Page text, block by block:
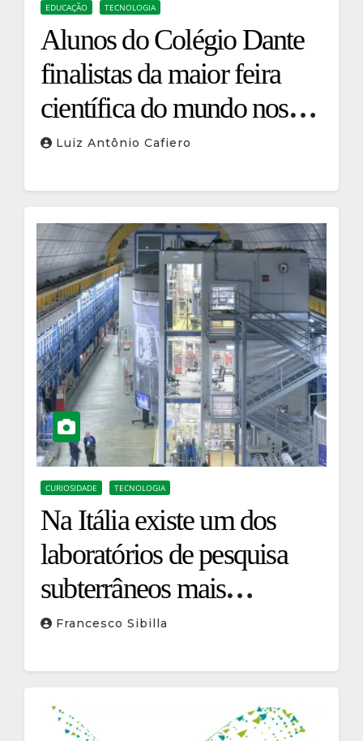
EDUCAÇÃO TECNOLOGIA
Alunos do Colégio Dante
finalistas da maior feira
científica do mundo nos
EUA
Luiz Antônio Cafiero
CURIOSIDADE TECNOLOGIA
Na Itália existe um dos
laboratórios de pesquisa
subterrâneos mais
importantes do mundo
Francesco Sibilla